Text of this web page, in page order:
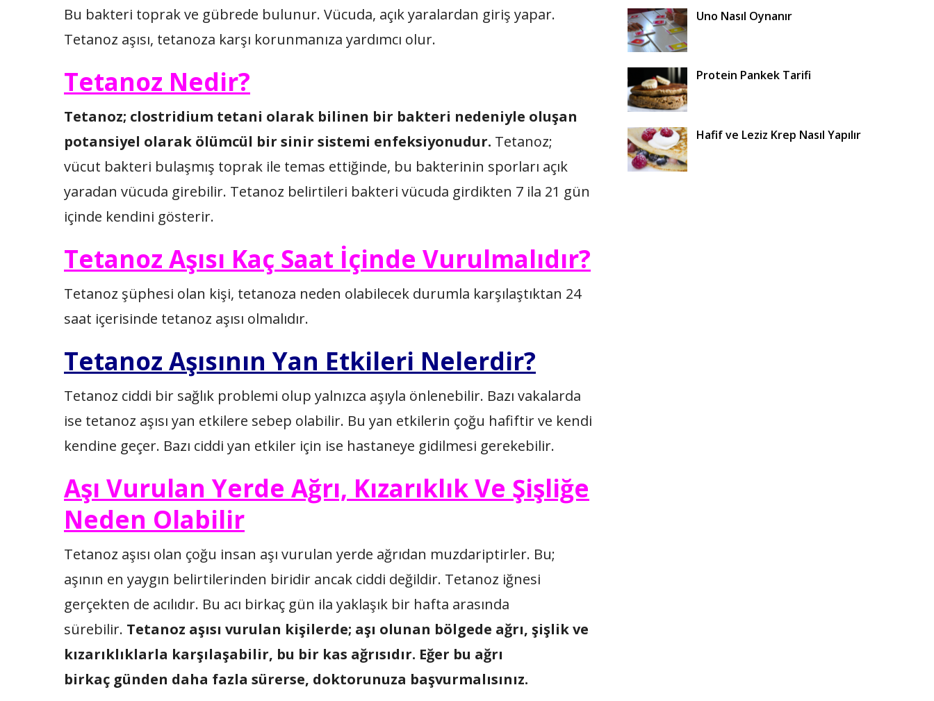
Bu bakteri toprak ve gübrede bulunur. Vücuda, açık yaralardan giriş yapar.
Tetanoz aşısı, tetanoza karşı korunmanıza yardımcı olur.
Tetanoz Nedir?
Tetanoz; clostridium tetani olarak bilinen bir bakteri nedeniyle oluşan
potansiyel olarak ölümcül bir sinir sistemi enfeksiyonudur. Tetanoz;
vücut bakteri bulaşmış toprak ile temas ettiğinde, bu bakterinin sporları açık
yaradan vücuda girebilir. Tetanoz belirtileri bakteri vücuda girdikten 7 ila 21 gün
içinde kendini gösterir.
Tetanoz Aşısı Kaç Saat İçinde Vurulmalıdır?
Tetanoz şüphesi olan kişi, tetanoza neden olabilecek durumla karşılaştıktan 24
saat içerisinde tetanoz aşısı olmalıdır.
Tetanoz Aşısının Yan Etkileri Nelerdir?
Tetanoz ciddi bir sağlık problemi olup yalnızca aşıyla önlenebilir. Bazı vakalarda
ise tetanoz aşısı yan etkilere sebep olabilir. Bu yan etkilerin çoğu hafiftir ve kendi
kendine geçer. Bazı ciddi yan etkiler için ise hastaneye gidilmesi gerekebilir.
Aşı Vurulan Yerde Ağrı, Kızarıklık Ve Şişliğe
Neden Olabilir
Tetanoz aşısı olan çoğu insan aşı vurulan yerde ağrıdan muzdariptirler. Bu;
aşının en yaygın belirtilerinden biridir ancak ciddi değildir. Tetanoz iğnesi
gerçekten de acılıdır. Bu acı birkaç gün ila yaklaşık bir hafta arasında
sürebilir. Tetanoz aşısı vurulan kişilerde; aşı olunan bölgede ağrı, şişlik ve
kızarıklıklarla karşılaşabilir, bu bir kas ağrısıdır. Eğer bu ağrı
birkaç günden daha fazla sürerse, doktorunuza başvurmalısınız.
Uno Nasıl Oynanır
Protein Pankek Tarifi
Hafif ve Leziz Krep Nasıl Yapılır